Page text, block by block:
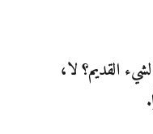
القديم؟ لا،